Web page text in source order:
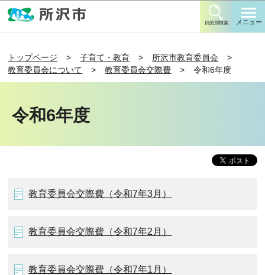
目的別検索 メニュー
トップページ 子育て・教育
所沢市教育委員会
教育委員会について
教育委員会交際費 令和6年度
令和6年度
教育委員会交際費（令和7年3月）
教育委員会交際費（令和7年2月）
教育委員会交際費（令和7年1月）